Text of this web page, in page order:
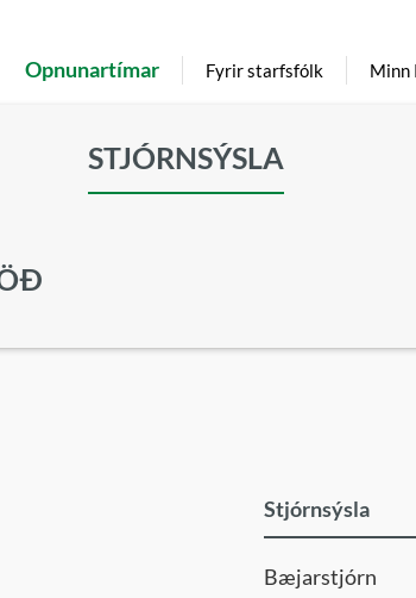
STJÓRNSÝSLA
Opnunartímar Fyrir starfsfólk Minn
Stjórnsýsla
Bæjarstjórn